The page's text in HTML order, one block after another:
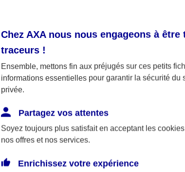
précédente
Chez AXA nous nous engageons à
traceurs !
Ensemble, mettons fin aux préjugés sur ces petits
informations essentielles pour garantir la sécurité
privée.
Partagez vos attentes
Soyez toujours plus satisfait en acceptant les cookies
nos offres et nos services.
Enrichissez votre expérience